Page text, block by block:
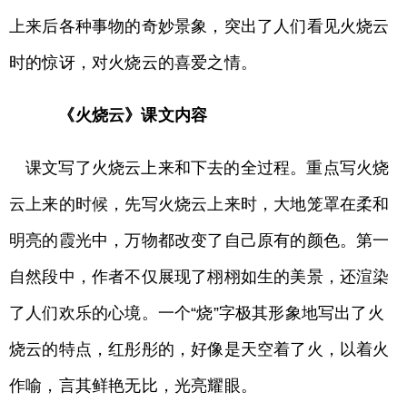
上来后各种事物的奇妙景象，突出了人们看见火烧云
时的惊讶，对火烧云的喜爱之情。
《火烧云》课文内容
课文写了火烧云上来和下去的全过程。重点写火烧
云上来的时候，先写火烧云上来时，大地笼罩在柔和
明亮的霞光中，万物都改变了自己原有的颜色。第一
自然段中，作者不仅展现了栩栩如生的美景，还渲染
了人们欢乐的心境。一个“烧”字极其形象地写出了火
烧云的特点，红彤彤的，好像是天空着了火，以着火
作喻，言其鲜艳无比，光亮耀眼。